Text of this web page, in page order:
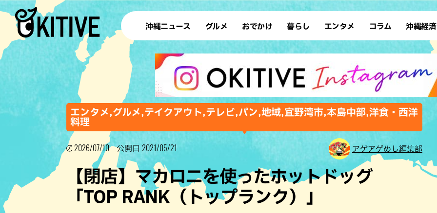
沖縄ニュース グルメ
ラーメン 沖縄そば
テイクアウト カフェ
すし・魚料理 和食・日本料理
沖縄料理 アジア・エスニック
その他の肉料理 居酒屋・バー
ブッフェ・バイキング スイーツ
おでかけ
デート ドライブ
散歩 ソロ活
歴史 体験
ショッピング ホテル
公園
沖縄の海
暮らし
レシピ SDGs
ファッション ローカルニュース
沖縄移住 沖縄旧暦行事
エンタメ
スポーツ 占い
タレント・芸人 テレビ
コラム 沖縄経済
エンタメ,グルメ,テイクアウト,テレビ,パン,地域,宜野湾市,本島中部,洋食・西洋
料理
2026/07/10 公開日 2021/05/21 アゲアゲめし編集部
【閉店】マカロニを使ったホットドッグ
「TOP RANK（トップランク）」